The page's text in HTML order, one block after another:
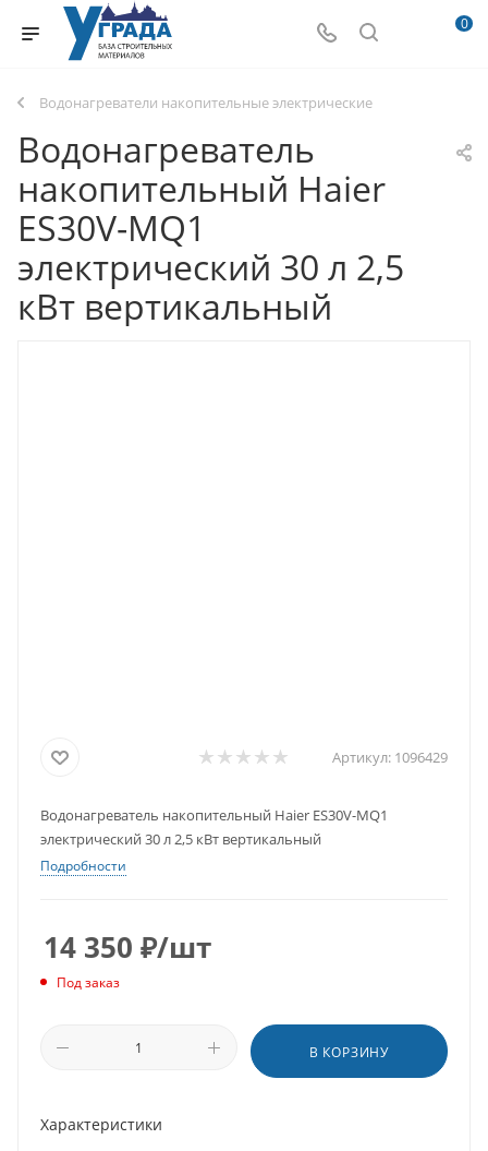
0
Водонагреватели накопительные электрические
Водонагреватель
накопительный Haier
ES30V-MQ1
электрический 30 л 2,5
кВт вертикальный
Артикул: 1096429
Водонагреватель накопительный Haier ES30V-MQ1
электрический 30 л 2,5 кВт вертикальный
Подробности
14 350 ₽/шт
Под заказ
В КОРЗИНУ
Характеристики